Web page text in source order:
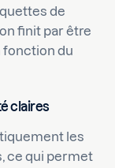
de
finit par être
fonction du
claires
les
ce qui permet